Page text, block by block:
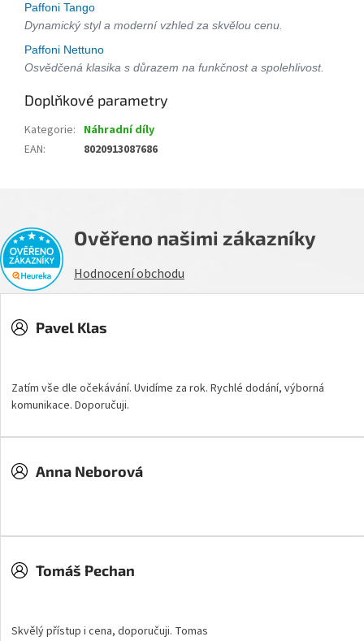
Paffoni Tango
Dynamický styl a moderní vzhled za skvělou cenu.
Paffoni Nettuno
Osvědčená klasika s důrazem na funkčnost a spolehlivost.
Doplňkové parametry
Kategorie: Náhradní díly
EAN: 8020913087686
Ověřeno našimi zákazníky
Hodnocení obchodu
Pavel Klas
Zatím vše dle očekávání. Uvidíme za rok. Rychlé dodání, výborná
komunikace. Doporučuji.
Anna Neborová
Tomáš Pechan
Skvělý přístup i cena, doporučuji. Tomas